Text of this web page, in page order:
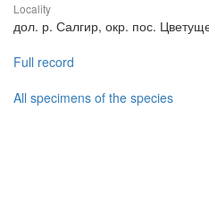
Locality
дол. р. Салгир, окр. пос.
Full record
All specimens of the species